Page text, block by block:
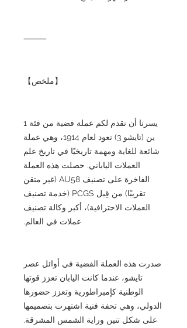
⸻
【ملخص】
يسرنا أن نقدم لكم عملة فضية من فئة 1
ين (تايشو 3) تعود لعام 1914، وهي عملة
شائعة للغاية ومهمة تاريخيًا في تاريخ علم
العملات الياباني. حصلت هذه العملة
الفاخرة على تصنيف AU58 (غير متقن
تقريبًا) من قِبل PCGS (خدمة تصنيف
العملات الاحترافية)، أكبر وكالة تصنيف
عملات في العالم.
صدرت هذه العملة الفضية في أوائل عصر
تايشو، عندما كانت اليابان تعزز قوتها
الوطنية كإمبراطورية وتعزز حضورها
الدولي، وهي تحفة فنية اشتهرت بتصميمها
على شكل تنين وراية الشمس المشرقة.